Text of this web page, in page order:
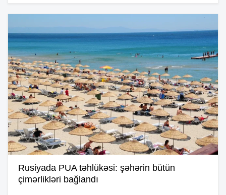
Rusiyada PUA təhlükəsi: şəhərin bütün
çimərlikləri bağlandı